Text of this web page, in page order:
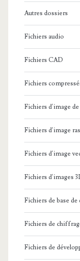
Autres dossiers
Fichiers audio
Fichiers CAD
Fichiers
Fichiers d'image de
Fichiers d'image
Fichiers d'image
Fichiers d'images
Fichiers de base de
Fichiers de
Fichiers de